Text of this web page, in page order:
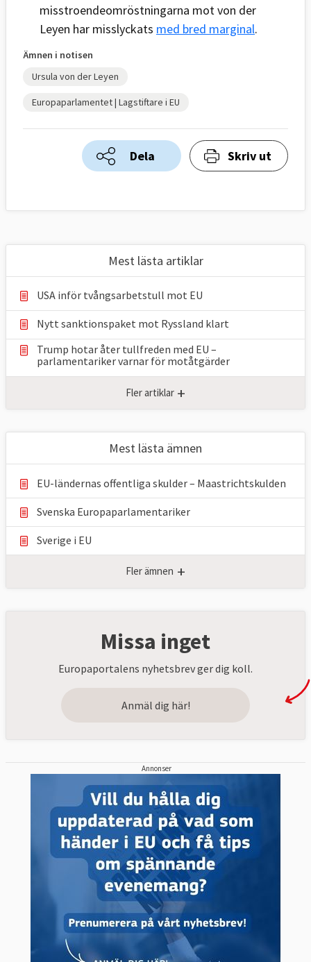
misstroendeomröstningarna mot von der
Leyen har misslyckats med bred marginal.
Ämnen i notisen
Ursula von der Leyen
Europaparlamentet | Lagstiftare i EU
Dela Skriv ut
Mest lästa artiklar
USA inför tvångsarbetstull mot EU
Nytt sanktionspaket mot Ryssland klart
Trump hotar åter tullfreden med EU –
parlamentariker ⁠varnar för motåtgärder
Fler artiklar +
Mest lästa ämnen
EU-ländernas offentliga skulder – Maastrichtskulden
Svenska Europaparlamentariker
Sverige i EU
Fler ämnen +
Missa inget
Europaportalens nyhetsbrev ger dig koll.
Anmäl dig här!
Annonser